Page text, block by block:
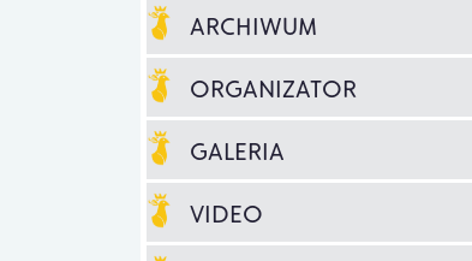
ARCHIWUM
ORGANIZATOR
GALERIA
VIDEO